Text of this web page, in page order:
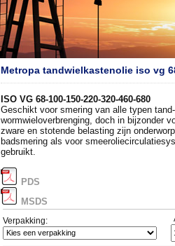
Metropa tandwielkastenolie iso vg
ISO VG 68-100-150-220-320-460-680
Geschikt voor smering van alle typen
wormwieloverbrenging, doch in bijzonder
zware en stotende belasting zijn
badsmering als voor
gebruikt.
PDS
MSDS
Verpakking: